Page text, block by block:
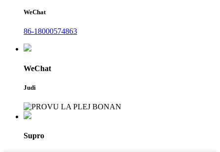
WeChat
86-18000574863
WeChat
Judi
Supro